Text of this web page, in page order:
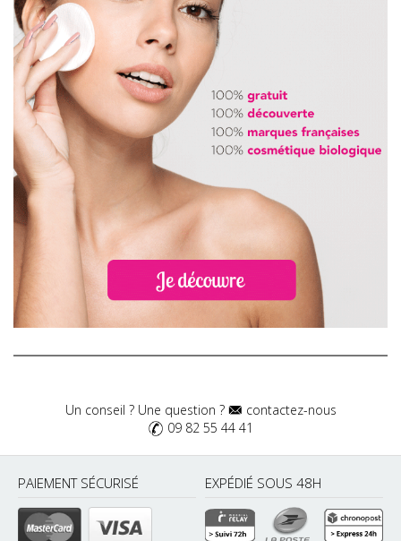
Un conseil ? Une question ?
contactez-nous
09 82 55 44 41
PAIEMENT SÉCURISÉ EXPÉDIÉ SOUS 48H